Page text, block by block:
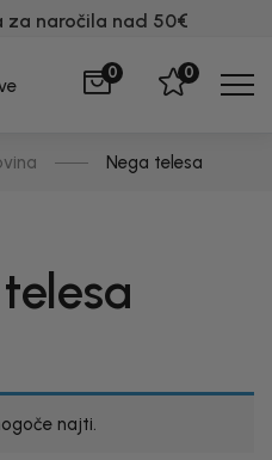
za naročila nad 50€
0 0
Nega telesa
najti.